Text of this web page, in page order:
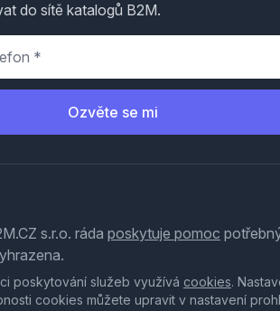
do sítě katalogů B2M.
Ozvěte se mi
s.r.o. ráda poskytuje pomoc
poskytování služeb využívá cookies.
cookies můžete upravit v nastavení